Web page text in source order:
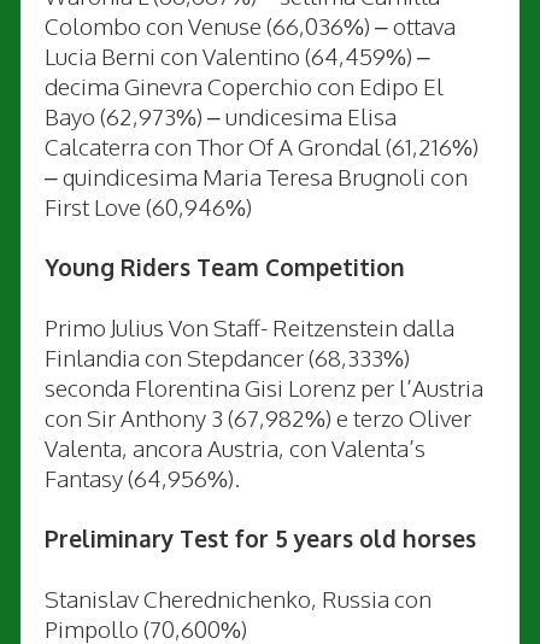
Colombo con Venuse (66,036%) – ottava
Lucia Berni con Valentino (64,459%) –
decima Ginevra Coperchio con Edipo El
Bayo (62,973%) – undicesima Elisa
Calcaterra con Thor Of A Grondal (61,216%)
– quindicesima Maria Teresa Brugnoli con
First Love (60,946%)
Young Riders Team Competition
Primo Julius Von Staff- Reitzenstein dalla
Finlandia con Stepdancer (68,333%)
seconda Florentina Gisi Lorenz per l’Austria
con Sir Anthony 3 (67,982%) e terzo Oliver
Valenta, ancora Austria, con Valenta’s
Fantasy (64,956%).
Preliminary Test for 5 years old horses
Stanislav Cherednichenko, Russia con
Pimpollo (70,600%)